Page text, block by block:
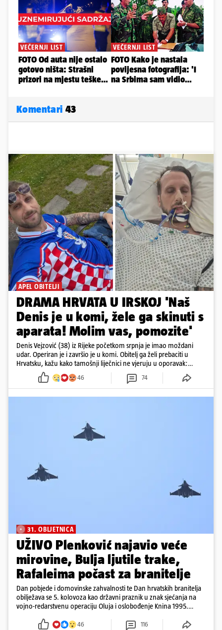
Komentari 43
APEL OBITELJI
DRAMA HRVATA U IRSKOJ 'Naš
Denis je u komi, žele ga skinuti s
aparata! Molim vas, pomozite'
Denis Vejzović (38) iz Rijeke početkom srpnja je imao moždani
udar. Operiran je i završio je u komi. Obitelj ga želi prebaciti u
Hrvatsku, kažu kako tamošnji liječnici ne vjeruju u oporavak:
'Imamo 72 sata'
46 74
31. OBLJETNICA
UŽIVO Plenković najavio veće
mirovine, Bulja ljutile trake,
Rafaleima počast za branitelje
Dan pobjede i domovinske zahvalnosti te Dan hrvatskih branitelja
obilježava se 5. kolovoza kao državni praznik u znak sjećanja na
vojno-redarstvenu operaciju Oluja i oslobođenje Knina 1995.
46 116